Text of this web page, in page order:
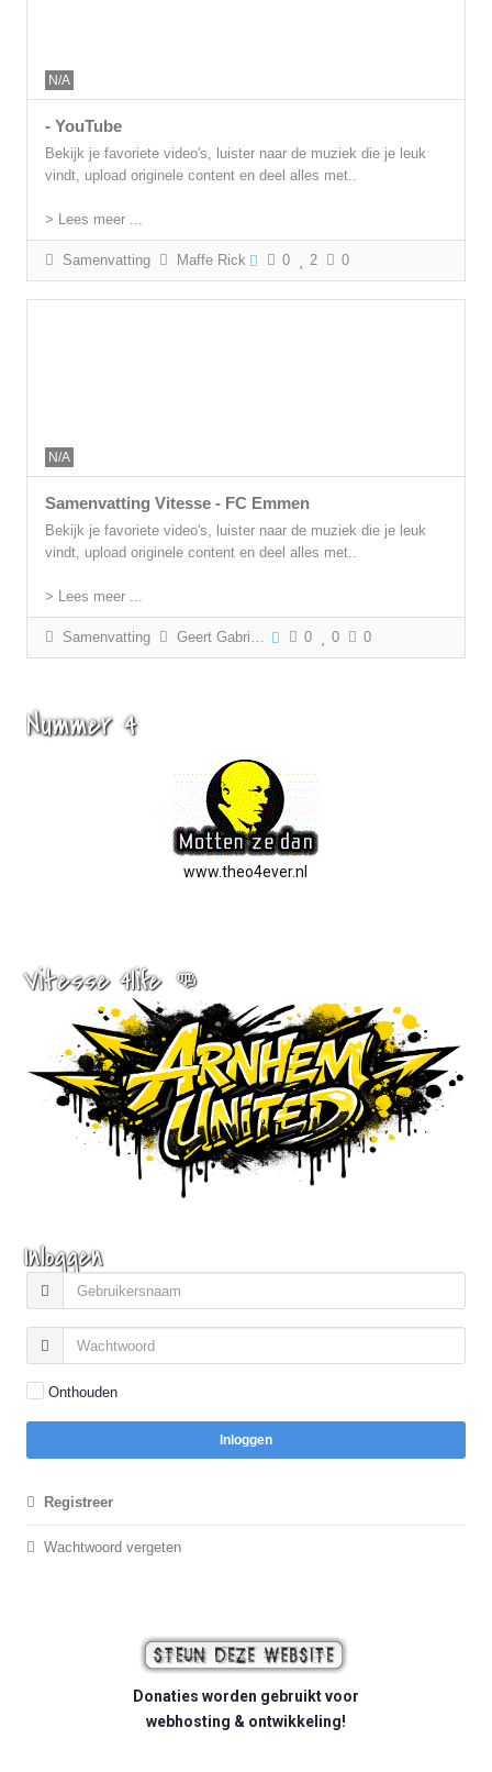
N/A
- YouTube
Bekijk je favoriete video's, luister naar de muziek die je leuk
vindt, upload originele content en deel alles met..
> Lees meer ...
Samenvatting Maffe Rick 0 2 0
N/A
Samenvatting Vitesse - FC Emmen
Bekijk je favoriete video's, luister naar de muziek die je leuk
vindt, upload originele content en deel alles met..
> Lees meer ...
Samenvatting Geert Gabriëls 0 0 0
Nummer 4
www.theo4ever.nl
Vitesse 4life 👊
Inloggen
Onthouden
Inloggen
Registreer
Wachtwoord vergeten
Donaties worden gebruikt voor
webhosting & ontwikkeling!